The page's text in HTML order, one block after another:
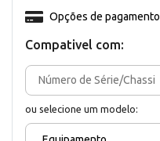
Compativel com:
ou selecione um modelo:
Opções de pagamento